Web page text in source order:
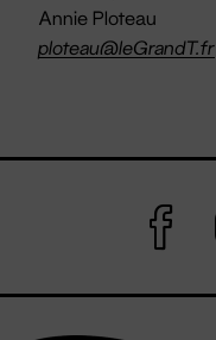
Annie Ploteau
ploteau@leGrandT.fr